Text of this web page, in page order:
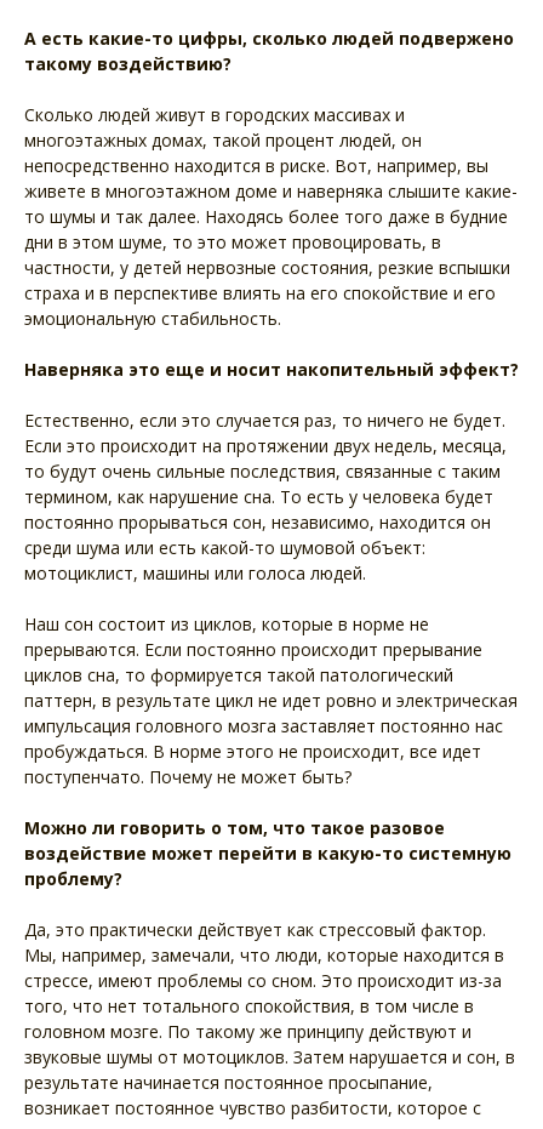
А есть какие-то цифры, сколько людей подвержено
такому воздействию?
Сколько людей живут в городских массивах и
многоэтажных домах, такой процент людей, он
непосредственно находится в риске. Вот, например, вы
живете в многоэтажном доме и наверняка слышите какие-
то шумы и так далее. Находясь более того даже в будние
дни в этом шуме, то это может провоцировать, в
частности, у детей нервозные состояния, резкие вспышки
страха и в перспективе влиять на его спокойствие и его
эмоциональную стабильность.
Наверняка это еще и носит накопительный эффект?
Естественно, если это случается раз, то ничего не будет.
Если это происходит на протяжении двух недель, месяца,
то будут очень сильные последствия, связанные с таким
термином, как нарушение сна. То есть у человека будет
постоянно прорываться сон, независимо, находится он
среди шума или есть какой-то шумовой объект:
мотоциклист, машины или голоса людей.
Наш сон состоит из циклов, которые в норме не
прерываются. Если постоянно происходит прерывание
циклов сна, то формируется такой патологический
паттерн, в результате цикл не идет ровно и электрическая
импульсация головного мозга заставляет постоянно нас
пробуждаться. В норме этого не происходит, все идет
поступенчато. Почему не может быть?
Можно ли говорить о том, что такое разовое
воздействие может перейти в какую-то системную
проблему?
Да, это практически действует как стрессовый фактор.
Мы, например, замечали, что люди, которые находится в
стрессе, имеют проблемы со сном. Это происходит из-за
того, что нет тотального спокойствия, в том числе в
головном мозге. По такому же принципу действуют и
звуковые шумы от мотоциклов. Затем нарушается и сон, в
результате начинается постоянное просыпание,
возникает постоянное чувство разбитости, которое с